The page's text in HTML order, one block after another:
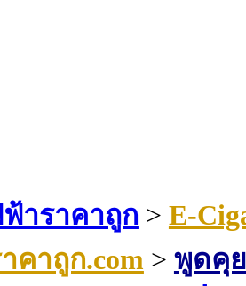
าราคาถูก > E-
คาถูก.com> พูดคุ